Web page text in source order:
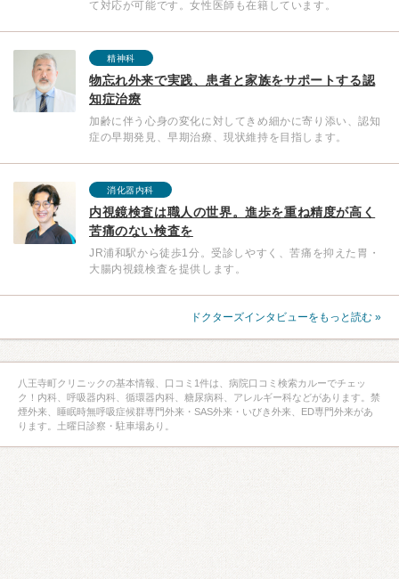
て対応が可能です。女性医師も在籍しています。
精神科
物忘れ外来で実践、患者と家族をサポートする認
知症治療
加齢に伴う心身の変化に対してきめ細かに寄り添い、認知
症の早期発見、早期治療、現状維持を目指します。
消化器内科
内視鏡検査は職人の世界。進歩を重ね精度が高く
苦痛のない検査を
JR浦和駅から徒歩1分。受診しやすく、苦痛を抑えた胃・
大腸内視鏡検査を提供します。
ドクターズインタビューをもっと読む »
八王寺町クリニックの基本情報、口コミ1件は、病院口コミ検索カルーでチェッ
ク！内科、呼吸器内科、循環器内科、糖尿病科、アレルギー科などがあります。禁
煙外来、睡眠時無呼吸症候群専門外来・SAS外来・いびき外来、ED専門外来があ
ります。土曜日診察・駐車場あり。